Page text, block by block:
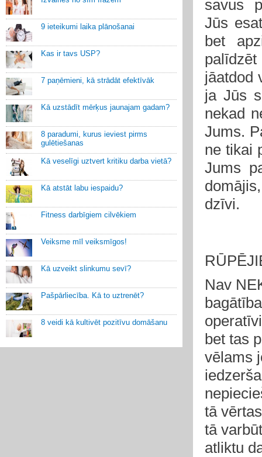
9 ieteikumi laika plānošanai
Kas ir tavs USP?
7 paņēmieni, kā strādāt efektīvāk
Kā uzstādīt mērķus jaunajam gadam?
8 paradumi, kurus ieviest pirms
gulētiešanas
Kā veselīgi uztvert kritiku darba vietā?
Kā atstāt labu iespaidu?
Fitness darbīgiem cilvēkiem
Veiksme mīl veiksmīgos!
Kā uzveikt slinkumu sevī?
Pašpārliecība. Kā to uztrenēt?
8 veidi kā kultivēt pozitīvu domāšanu
savus
Jūs
bet
jāatdod
ja Jūs
nekad
Jums.
ne tikai
Jums
dzīvi.
Nav
bet tas
vēlams
tā
tā
atliktu